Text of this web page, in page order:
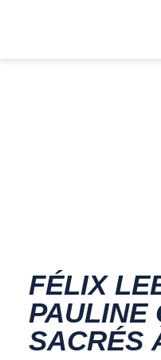
FÉLIX
PAULINE
SACRÉS